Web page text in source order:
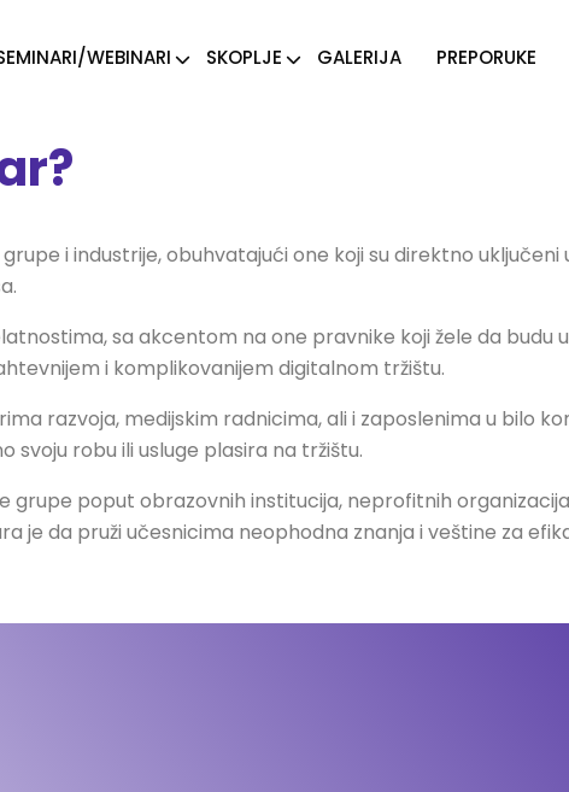
WEBINARI SKOPLJE GALERIJA PREPORUKE
i industrije, obuhvatajući one koji su direktno uključeni
sa akcentom na one pravnike koji žele da budu
i komplikovanijem digitalnom tržištu.
razvoja, medijskim radnicima, ali i zaposlenima u bilo
robu ili usluge plasira na tržištu.
poput obrazovnih institucija, neprofitnih
je da pruži učesnicima neophodna znanja i veštine za